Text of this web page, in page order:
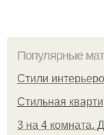
Популярные
Стили
Стильная
3 на 4 комната.